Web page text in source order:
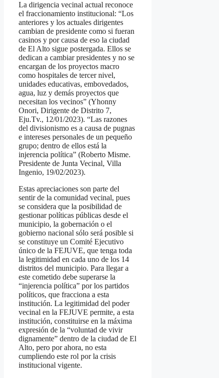
La dirigencia vecinal actual reconoce
el fraccionamiento institucional: “Los
anteriores y los actuales dirigentes
cambian de presidente como si fueran
casinos y por causa de eso la ciudad
de El Alto sigue postergada. Ellos se
dedican a cambiar presidentes y no se
encargan de los proyectos macro
como hospitales de tercer nivel,
unidades educativas, embovedados,
agua, luz y demás proyectos que
necesitan los vecinos” (Yhonny
Onori, Dirigente de Distrito 7,
Eju.Tv., 12/01/2023). “Las razones
del divisionismo es a causa de pugnas
e intereses personales de un pequeño
grupo; dentro de ellos está la
injerencia política” (Roberto Misme.
Presidente de Junta Vecinal, Villa
Ingenio, 19/02/2023).
Estas apreciaciones son parte del
sentir de la comunidad vecinal, pues
se considera que la posibilidad de
gestionar políticas públicas desde el
municipio, la gobernación o el
gobierno nacional sólo será posible si
se constituye un Comité Ejecutivo
único de la FEJUVE, que tenga toda
la legitimidad en cada uno de los 14
distritos del municipio. Para llegar a
este cometido debe superarse la
“injerencia política” por los partidos
políticos, que fracciona a esta
institución. La legitimidad del poder
vecinal en la FEJUVE permite, a esta
institución, constituirse en la máxima
expresión de la “voluntad de vivir
dignamente” dentro de la ciudad de El
Alto, pero por ahora, no esta
cumpliendo este rol por la crisis
institucional vigente.